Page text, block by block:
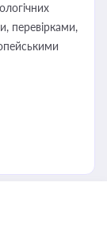
перевірками,